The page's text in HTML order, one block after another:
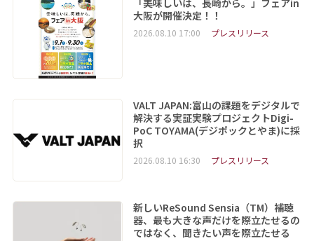
大阪が開催決定！！
2026.08.10 17:00 プレスリリース
VALT JAPAN:富山の課題をデジタルで
解決する実証実験プロジェクトDigi-
PoC TOYAMA(デジポックとやま)に採
択
2026.08.10 16:30 プレスリリース
新しいReSound Sensia（TM）補聴
器、最も大きな声だけを際立たせるの
ではなく、聞きたい声を際立たせる